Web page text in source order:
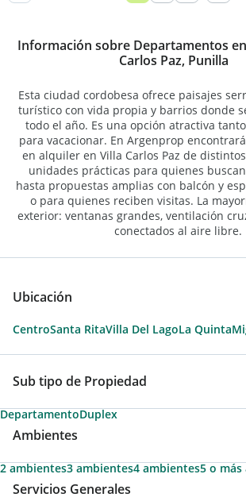
Información sobre Departamentos
Carlos Paz, Punilla
Esta ciudad cordobesa ofrece paisajes
turístico con vida propia y barrios donde
todo el año. Es una opción atractiva
para vacacionar. En Argenprop
en alquiler en Villa Carlos Paz de
unidades prácticas para quienes
hasta propuestas amplias con balcón y
o para quienes reciben visitas. La
exterior: ventanas grandes, ventilación
conectados al aire libre.
Ubicación
CentroSanta RitaVilla Del LagoLa Quinta
Sub tipo de Propiedad
DepartamentoDuplex
Ambientes
2 ambientes3 ambientes4 ambientes5 o
Servicios Generales